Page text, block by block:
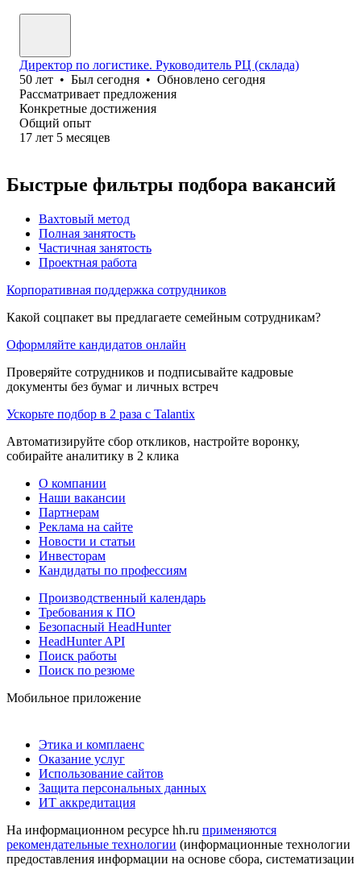
Директор по логистике. Руководитель РЦ (склада)
50 лет • Был сегодня • Обновлено сегодня
Рассматривает предложения
Конкретные достижения
Общий опыт
17 лет 5 месяцев
Быстрые фильтры подбора вакансий
Вахтовый метод
Полная занятость
Частичная занятость
Проектная работа
Корпоративная поддержка сотрудников
Какой соцпакет вы предлагаете семейным сотрудникам?
Оформляйте кандидатов онлайн
Проверяйте сотрудников и подписывайте кадровые
документы без бумаг и личных встреч
Ускорьте подбор в 2 раза с Talantix
Автоматизируйте сбор откликов, настройте воронку,
собирайте аналитику в 2 клика
О компании
Наши вакансии
Партнерам
Реклама на сайте
Новости и статьи
Инвесторам
Кандидаты по профессиям
Производственный календарь
Требования к ПО
Безопасный HeadHunter
HeadHunter API
Поиск работы
Поиск по резюме
Мобильное приложение
Этика и комплаенс
Оказание услуг
Использование сайтов
Защита персональных данных
ИТ аккредитация
На информационном ресурсе hh.ru применяются
рекомендательные технологии (информационные технологии
предоставления информации на основе сбора, систематизации